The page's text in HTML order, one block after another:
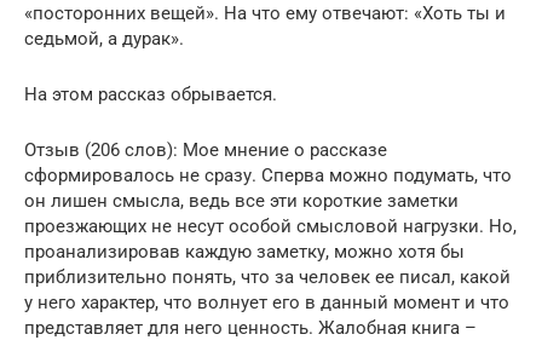
«посторонних вещей». На что ему отвечают: «Хоть ты и
седьмой, а дурак».
На этом рассказ обрывается.
Отзыв (206 слов): Мое мнение о рассказе
сформировалось не сразу. Сперва можно подумать, что
он лишен смысла, ведь все эти короткие заметки
проезжающих не несут особой смысловой нагрузки. Но,
проанализировав каждую заметку, можно хотя бы
приблизительно понять, что за человек ее писал, какой
у него характер, что волнует его в данный момент и что
представляет для него ценность. Жалобная книга –